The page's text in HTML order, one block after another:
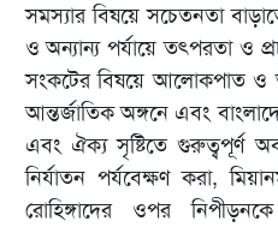
সমস্যার বিষয়ে সচেতনতা
ও অন্যান্য পর্যায়ে তৎপরতা ও
সংকটের বিষয়ে আলোকপাত ও
আন্তর্জাতিক অঙ্গনে এবং
এবং ঐক্য সৃষ্টিতে গুরুত্বপূর্ণ
নির্যাতন পর্যবেক্ষণ করা,
রোহিঙ্গাদের ওপর